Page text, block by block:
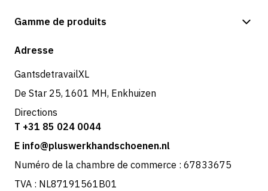
Options de paiement
Retours et service
Gamme de produits
Boutique
Adresse
GantsdetravailXL
De Star 25, 1601 MH, Enkhuizen
Directions
T +31 85 024 0044
E info@pluswerkhandschoenen.nl
Numéro de la chambre de commerce : 67833675
TVA : NL87191561B01